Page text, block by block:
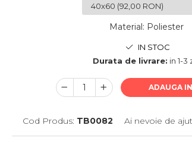
Material: Poliester
IN STOC
Durata de livrare: in 1-3
ADAUGA
Cod Produs: TB0082 Ai nevoie de